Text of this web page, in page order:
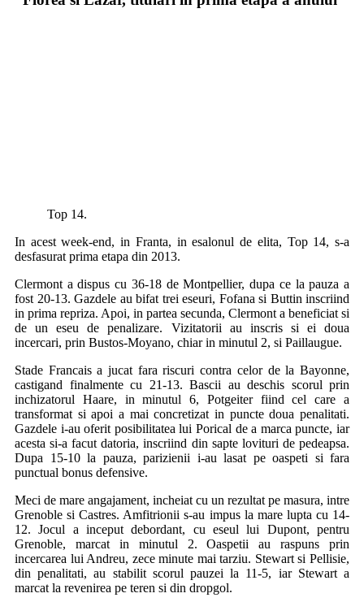
Top 14.
In acest week-end, in Franta, in esalonul de elita, Top 14, s-a
desfasurat prima etapa din 2013.
Clermont a dispus cu 36-18 de Montpellier, dupa ce la pauza a
fost 20-13. Gazdele au bifat trei eseuri, Fofana si Buttin inscriind
in prima repriza. Apoi, in partea secunda, Clermont a beneficiat si
de un eseu de penalizare. Vizitatorii au inscris si ei doua
incercari, prin Bustos-Moyano, chiar in minutul 2, si Paillaugue.
Stade Francais a jucat fara riscuri contra celor de la Bayonne,
castigand finalmente cu 21-13. Bascii au deschis scorul prin
inchizatorul Haare, in minutul 6, Potgeiter fiind cel care a
transformat si apoi a mai concretizat in puncte doua penalitati.
Gazdele i-au oferit posibilitatea lui Porical de a marca puncte, iar
acesta si-a facut datoria, inscriind din sapte lovituri de pedeapsa.
Dupa 15-10 la pauza, parizienii i-au lasat pe oaspeti si fara
punctual bonus defensive.
Meci de mare angajament, incheiat cu un rezultat pe masura, intre
Grenoble si Castres. Amfitrionii s-au impus la mare lupta cu 14-
12. Jocul a inceput debordant, cu eseul lui Dupont, pentru
Grenoble, marcat in minutul 2. Oaspetii au raspuns prin
incercarea lui Andreu, zece minute mai tarziu. Stewart si Pellisie,
din penalitati, au stabilit scorul pauzei la 11-5, iar Stewart a
marcat la revenirea pe teren si din dropgol.